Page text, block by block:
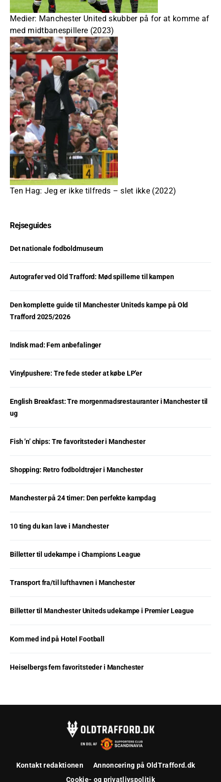
Medier: Manchester United skubber på for at komme af
med midtbanespillere (2023)
Ten Hag: Jeg er ikke tilfreds – slet ikke (2022)
Rejseguides
Det nationale fodboldmuseum
Autografer ved Old Trafford: Mød spillerne til kampen
Den komplette guide til Manchester Uniteds kampe på Old
Trafford 2025/2026
Indisk mad: Fem anbefalinger
Vinylpushere: Tre fede steder at købe LP’er
English Breakfast: Tre morgenmadsrestauranter i Manchester til
ug
Fish ’n’ chips: Tre favoritsteder i Manchester
Shopping: Retro fodboldtrøjer i Manchester
Manchester på 24 timer: Den perfekte kampdag
10 ting du kan lave i Manchester
Billetter til udekampe i Champions League
Transport fra/til lufthavnen i Manchester
Billetter til Manchester Uniteds udekampe i Premier League
Kom med ind på Hotel Football
Heiselbergs fem favoritsteder i Manchester
Kontakt redaktionen
Annoncering på OldTrafford.dk
Cookie- og privatlivspolitik